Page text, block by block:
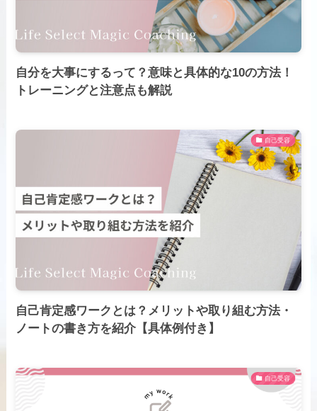
自分を大事にするって？意味と具体的な10の方法！
トレーニングと注意点も解説
自己受容
自己肯定感ワークとは？メリットや取り組む方法・
ノートの書き方​を紹介【具体例付き】
自己受容